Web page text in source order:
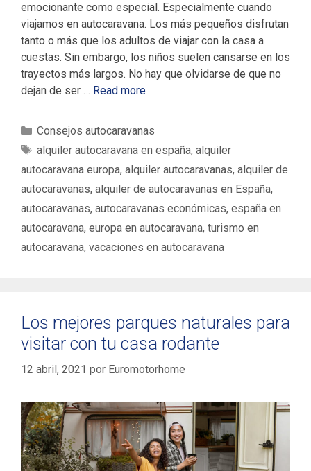
emocionante como especial. Especialmente cuando
viajamos en autocaravana. Los más pequeños disfrutan
tanto o más que los adultos de viajar con la casa a
cuestas. Sin embargo, los niños suelen cansarse en los
trayectos más largos. No hay que olvidarse de que no
dejan de ser … Read more
C
a
g
o
r
í
Consejos autocaravanas
E
t
u
e
t
alquiler autocaravana en españa, alquiler
autocaravana europa, alquiler autocaravanas, alquiler de
autocaravanas, alquiler de autocaravanas en España,
autocaravanas, autocaravanas económicas, españa en
autocaravana, europa en autocaravana, turismo en
autocaravana, vacaciones en autocaravana
Los mejores parques naturales para
visitar con tu casa rodante
12 abril, 2021 por Euromotorhome